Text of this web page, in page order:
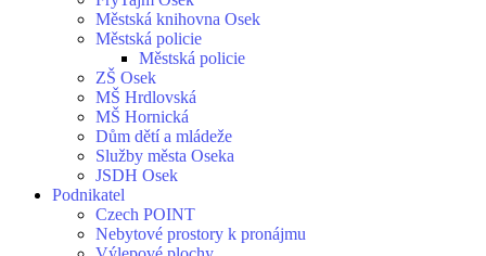
Městská knihovna Osek
Městská policie
Městská policie
ZŠ Osek
MŠ Hrdlovská
MŠ Hornická
Dům dětí a mládeže
Služby města Oseka
JSDH Osek
Podnikatel
Czech POINT
Nebytové prostory k pronájmu